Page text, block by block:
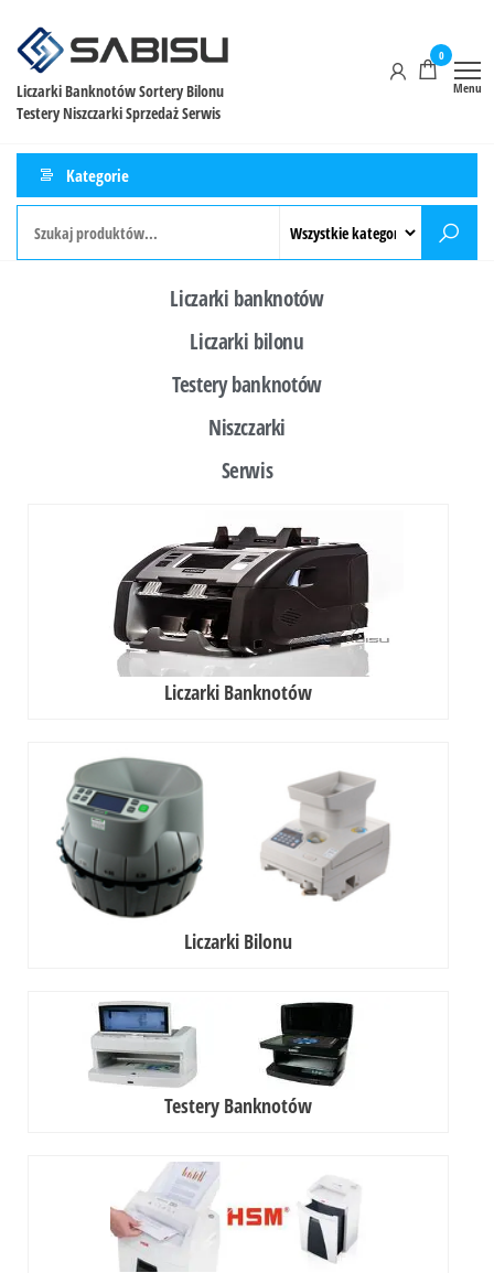
Liczarki Banknotów Sortery Bilonu
Testery Niszczarki Sprzedaż Serwis
0
Menu
Kategorie
Liczarki banknotów
Liczarki bilonu
Testery banknotów
Niszczarki
Serwis
Liczarki Banknotów
Liczarki Bilonu
Testery Banknotów